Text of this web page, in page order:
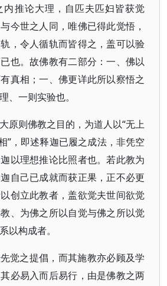
内推论大理，自匹夫匹妇皆获觉
今世之人同，唯佛已得此觉悟，
，令人循轨而皆得之，盖可以验
也。故佛教有二部分：一、佛以
真相；一、佛更详此所以察悟之
、一则实验也。
原则佛教之目的，为道人以“无上
”，即述释迦已履之成法，非凭空
以理想推论比照者也。若此教为
自己已成就而获正果，正不必更
创立此教者，盖欲觉夫世间欲觉
、为佛之所以自觉与佛之所以觉
以构成者。
觉之提倡，而其施教亦必顾及学
必易入而后易行，由是佛教之两